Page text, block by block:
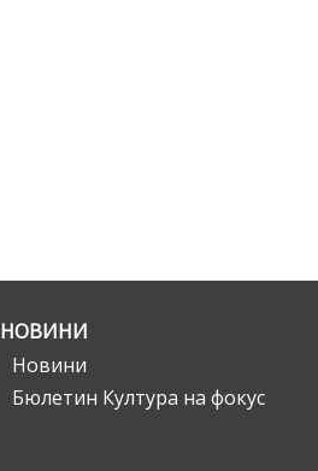
НОВИНИ
Новини
Бюлетин Култура на фокус